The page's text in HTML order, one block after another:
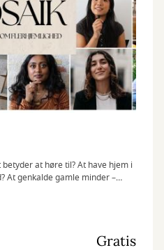
at høre til? At have hjem i
At genkalde gamle minder –
en del af fællesskabet – og
Gratis